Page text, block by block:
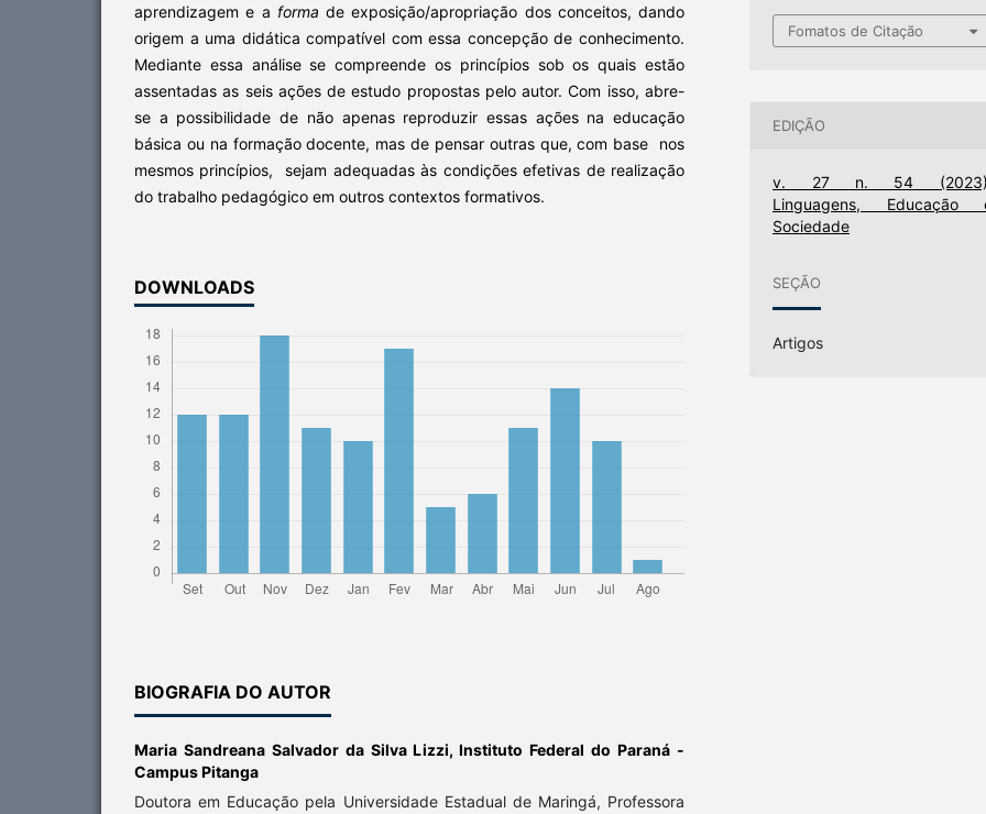
aprendizagem e a forma de exposição/apropriação dos conceitos, dando
origem a uma didática compatível com essa concepção de conhecimento.
Mediante essa análise se compreende os princípios sob os quais estão
assentadas as seis ações de estudo propostas pelo autor. Com isso, abre-
se a possibilidade de não apenas reproduzir essas ações na educação
básica ou na formação docente, mas de pensar outras que, com base nos
mesmos princípios, sejam adequadas às condições efetivas de realização
do trabalho pedagógico em outros contextos formativos.
DOWNLOADS
BIOGRAFIA DO AUTOR
Maria Sandreana Salvador da Silva Lizzi,Instituto Federal do Paraná -
Campus Pitanga
Doutora em Educação pela Universidade Estadual de Maringá, Professora
Fomatos de Citação
EDIÇÃO
v. 27 n. 54
Linguagens, Educação
Sociedade
SEÇÃO
Artigos